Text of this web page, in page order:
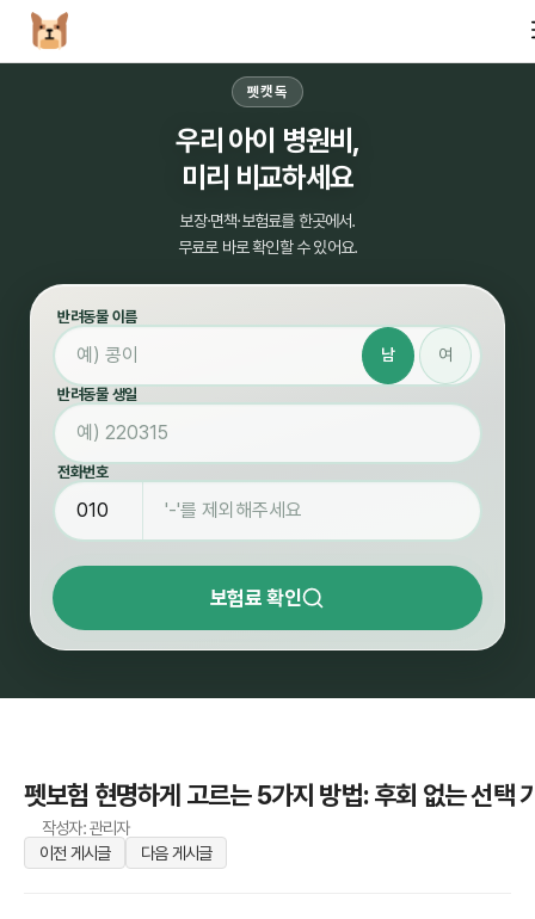
펫캣독
우리 아이 병원비,
미리 비교하세요
보장·면책·보험료를 한곳에서.
무료로 바로 확인할 수 있어요.
반려동물 이름
남 여
반려동물 생일
전화번호
보험료 확인
펫보험 현명하게 고르는 5가지 방법: 후회 없는 선택
작성자: 관리자
이전 게시글
다음 게시글